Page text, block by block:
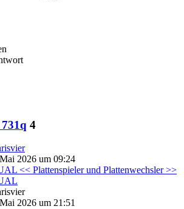
4
2026 um 09:24
<< Plattenspieler und Plattenwechsler >>
2026 um 21:51